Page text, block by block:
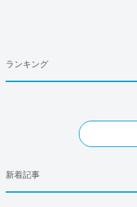
ランキング
新着記事